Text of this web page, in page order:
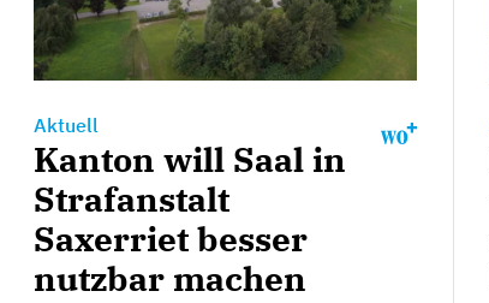
Aktuell
Kanton will Saal in
Strafanstalt
Saxerriet besser
nutzbar machen